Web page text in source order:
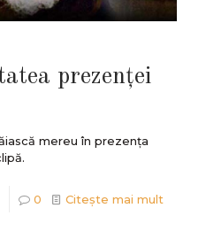
prezenţei
mereu în prezenţa
0 Citește mai mult